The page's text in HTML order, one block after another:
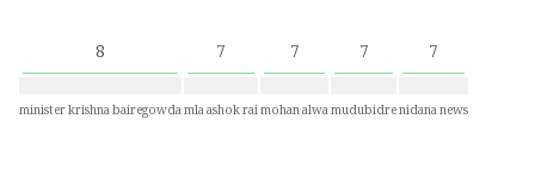
8
minister krishna bairegowda
7
mla ashok rai
7
mohan alwa
7
mudubidre
7
nidana news